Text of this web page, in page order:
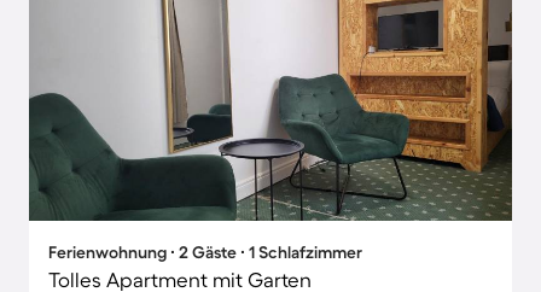
Ferienwohnung ∙ 2 Gäste ∙ 1 Schlafzimmer
Tolles Apartment mit Garten